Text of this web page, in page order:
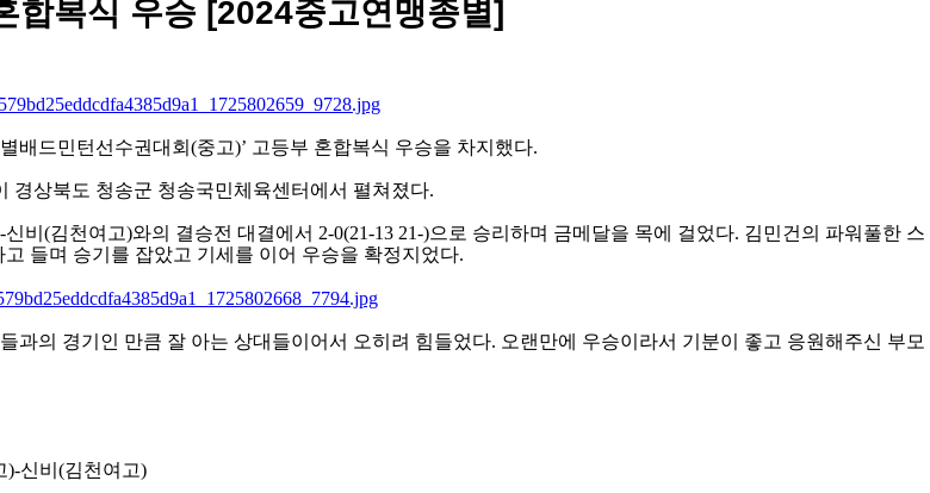
합복식 우승 [2024중고연맹종별]
배드민턴선수권대회 (중고)’ 고등부 혼합복식 우승을 차지했다.
경상북도 청송군 청송국민체육센터에서 펼쳐졌다.
신비 (김천여고)와의 결승전 대결에서 2-0(21-13 21-)으로 승리하며 금메달을 목에 걸었다. 김민건의 파워풀한 스
들며 승기를 잡았고 기세를 이어 우승을 확정지었다.
과의 경기인 만큼 잘 아는 상대들이어서 오히려 힘들었다. 오랜만에 우승이라서 기분이 좋고 응원해주신 부모
)-신비 (김천여고)